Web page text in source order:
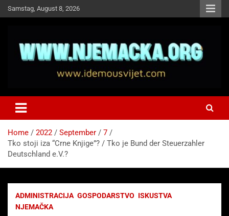
Skip
to
Samstag, August 8, 2026
Idemo u Svijet-Njemacka!
Home 2022 September
7
Tko stoji iza “Crne Knjige”? / Tko je Bund der Steuerzahler
Deutschland e.V.?
ADMINISTRACIJA GOSPODARSTVO ISKUSTVA
NJEMAČKA